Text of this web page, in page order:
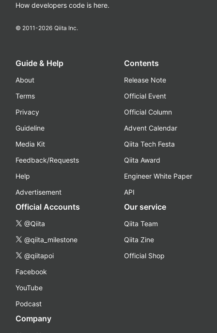
How developers code is here.
© 2011-2026 Qiita Inc.
Guide & Help
About
Terms
Privacy
Guideline
Media Kit
Feedback/Requests
Help
Advertisement
Contents
Release Note
Official Event
Official Column
Advent Calendar
Qiita Tech Festa
Qiita Award
Engineer White Paper
API
Official Accounts
@Qiita
@qiita_milestone
@qiitapoi
Facebook
YouTube
Podcast
Our service
Qiita Team
Qiita Zine
Official Shop
Company